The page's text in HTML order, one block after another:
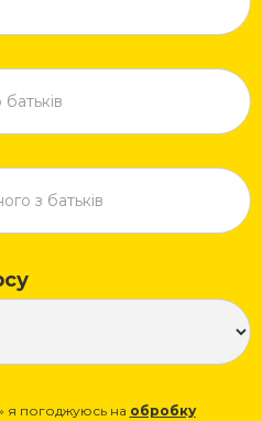
я погоджуюсь на обробку